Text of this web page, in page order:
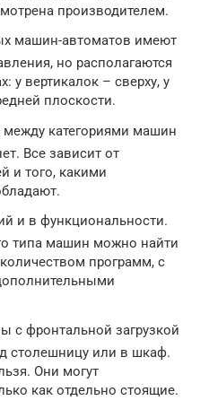
производителем.
машин-автоматов имеют
но располагаются
у вертикалок – сверху, у
плоскости.
между категориями машин
Все зависит от
и того, какими
и в функциональности.
типа машин можно найти
программ, с
с фронтальной загрузкой
столешницу или в шкаф.
Они могут
как отдельно стоящие.